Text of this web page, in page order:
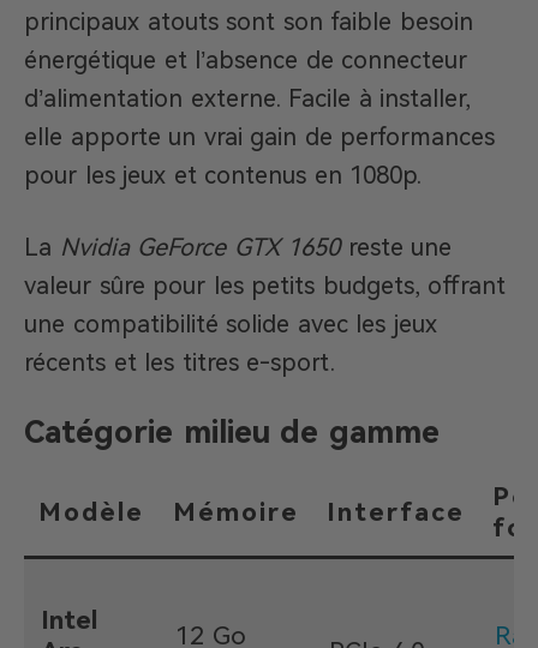
principaux atouts sont son faible besoin
énergétique et l’absence de connecteur
d’alimentation externe. Facile à installer,
elle apporte un vrai gain de performances
pour les jeux et contenus en 1080p.
La Nvidia GeForce GTX 1650reste une
valeur sûre pour les petits budgets, offrant
une compatibilité solide avec les jeux
récents et les titres e-sport.
Catégorie milieu de gamme
Modèle Mémoire Interface
Intel
12 Go